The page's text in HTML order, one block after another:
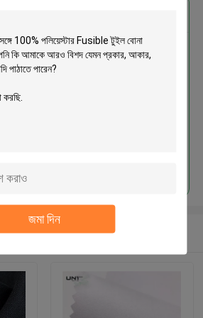
জমা দিন
ডাবল ডট সঙ্গে 100% পলিয়েস্টার Fusible
টুইল বোনা ইন্টারলাইং ফ্যাব্রিক